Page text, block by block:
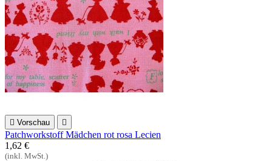
 Vorschau 
Patchworkstoff Mädchen rot rosa Lecien
1,62 €
(inkl. MwSt.)